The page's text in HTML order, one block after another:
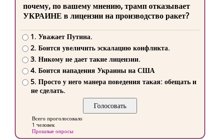
почему, по вашему мнению, трамп отказывает
УКРАИНЕ в лицензии на производство ракет?
1. Уважает Путина.
2. Боится увеличить эскалацию конфликта.
3. Никому не дает такие лицензии.
4. Боится нападения Украины на США
5. Просто у него манера поведения такая: обещать и
не сделать.
Всего проголосовало
1 человек
Прошлые опросы